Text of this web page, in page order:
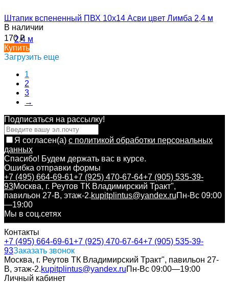
Штапик вспененный ПВХ 10х14 Асви цвет Лимба 2,4 м
В наличии
170₽
Купить
Загрузить еще
1
2
3
→
Подписаться на рассылкy!
Я согласен(a) с политикой обработки персональных
данных
Спасибо! Будем держать вас в курсе.
Ошибка отправки формы
+7 (495) 664-69-61+7 (925) 470-67-64+7 (905) 535-39-
93Москва, г. Реутов ТК Владимирский Тракт",
павильон 27-В, этаж-2.kupitplintus@yandex.ruПн-Вс 09:00
—19:00
Мы в соц.сетях
Контакты
+7 (495) 664-69-61+7 (925) 470-67-64+7 (905) 535-39-
93Заказать звонок
Москва, г. Реутов ТК Владимирский Тракт", павильон 27-
В, этаж-2.kupitplintus@yandex.ruПн-Вс 09:00—19:00
Личный кабинет